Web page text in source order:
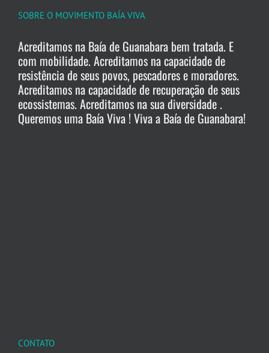
SOBRE O MOVIMENTO BAÍA VIVA
Acreditamos na Baía de Guanabara bem tratada. E
com mobilidade. Acreditamos na capacidade de
resistência de seus povos, pescadores e moradores.
Acreditamos na capacidade de recuperação de seus
ecossistemas. Acreditamos na sua diversidade .
Queremos uma Baía Viva ! Viva a Baía de Guanabara!
CONTATO